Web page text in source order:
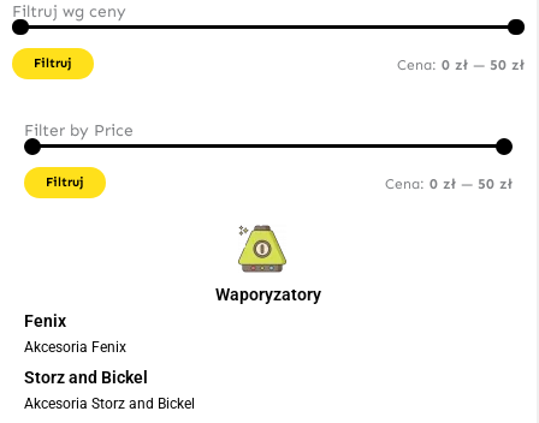
Filtruj wg ceny
Filtruj Cena: 0 zł — 50 zł
Filter by Price
Filtruj Cena: 0 zł — 50 zł
Waporyzatory
Fenix
Akcesoria Fenix
Storz and Bickel
Akcesoria Storz and Bickel